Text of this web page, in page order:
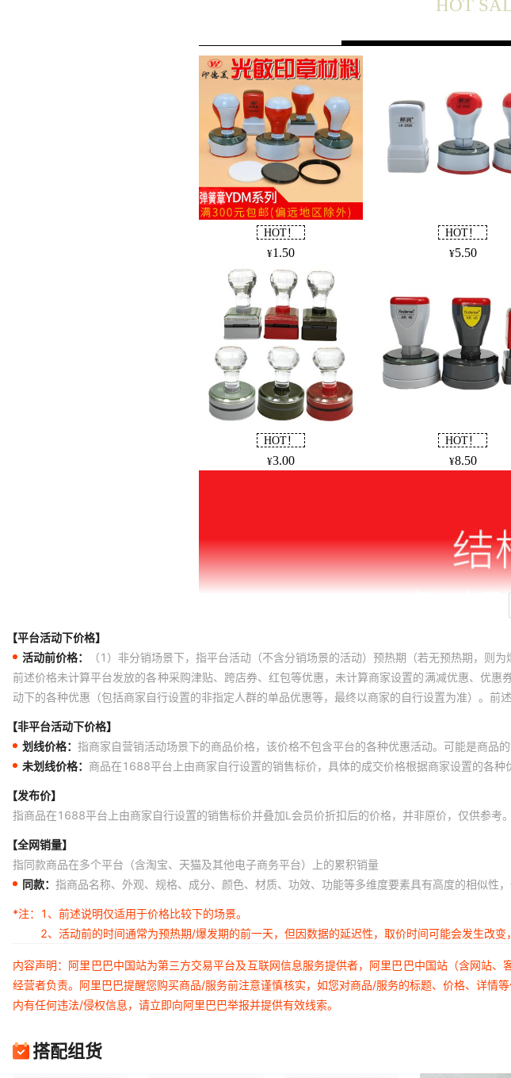
5
3.80
【平台活动下价格】
活动前价格：
（1）非分销场景下，指平台活动（不含分销场景的活动）预热期（若无预热期，则
前述价格未计算平台发放的各种采购津贴、跨店券、红包等优惠，未计算商家设置的满减优惠、优
动下的各种优惠（包括商家自行设置的非指定人群的单品优惠等，最终以商家的自行设置为准）。
【非平台活动下价格】
划线价格： 指商家自营销活动场景下的商品价格，该价格不包含平台的各种优惠活动。可能是商品
未划线价格： 商品在1688平台上由商家自行设置的销售标价，具体的成交价格根据商家设置的各种
【发布价】
指商品在1688平台上由商家自行设置的销售标价并叠加L会员价折扣后的价格，并非原价，仅供参考。
【全网销量】
指同款商品在多个平台（含淘宝、天猫及其他电子商务平台）上的累积销量
同款： 指商品名称、外观、规格、成分、颜色、材质、功效、功能等多维度要素具有高度的相似性
*注：
1、前述说明仅适用于价格比较下的场景。
2、活动前的时间通常为预热期/爆发期的前一天，但因数据的延迟性，取价时间可能会发生改变
内容声明：阿里巴巴中国站为第三方交易平台及互联网信息服务提供者，阿里巴巴中国站（含网站
经营者负责。阿里巴巴提醒您购买商品/服务前注意谨慎核实，如您对商品/服务的标题、价格、详
内有任何违法/侵权信息，请立即向阿里巴巴举报并提供有效线索。
搭配组货